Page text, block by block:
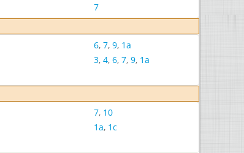
7
6, 7, 9, 1a
3, 4, 6, 7, 9, 1a
7, 10
1a, 1c